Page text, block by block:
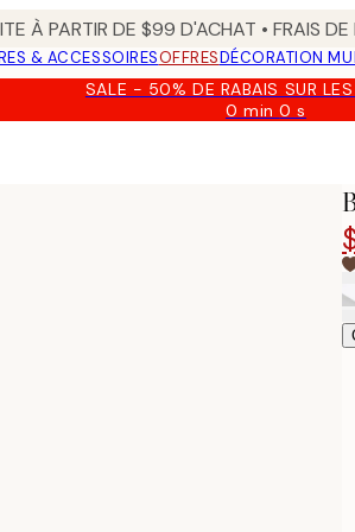
À PARTIR DE $99 D'ACHAT • FRAIS
& ACCESSOIRESOFFRESDÉCORATION
SALE - 50% DE RABAIS SUR
0 min0 s
Valable